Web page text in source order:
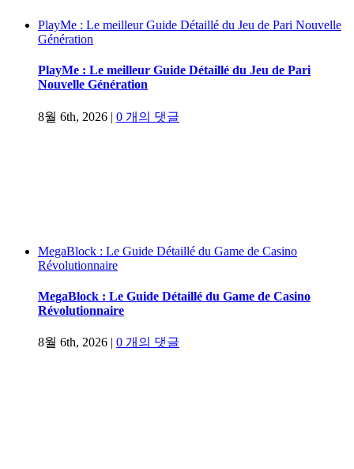
PlayMe : Le meilleur Guide Détaillé du Jeu de Pari Nouvelle
Génération
PlayMe : Le meilleur Guide Détaillé du Jeu de Pari
Nouvelle Génération
8월 6th, 2026 | 0 개의 댓글
MegaBlock : Le Guide Détaillé du Game de Casino
Révolutionnaire
MegaBlock : Le Guide Détaillé du Game de Casino
Révolutionnaire
8월 6th, 2026 | 0 개의 댓글